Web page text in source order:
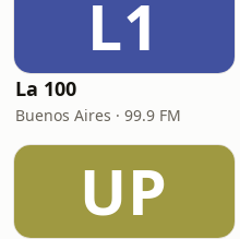
L1
La 100
Buenos Aires · 99.9 FM
UP